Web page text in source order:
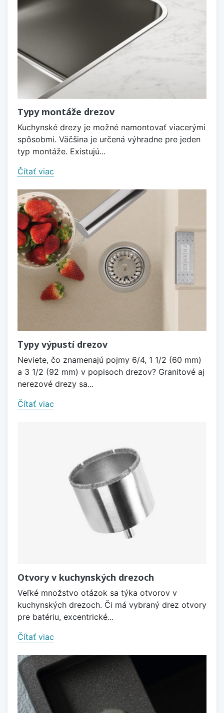
Typy montáže drezov
Kuchynské drezy je možné namontovať viacerými
spôsobmi. Väčšina je určená výhradne pre jeden
typ montáže. Existujú...
Čítať viac
Typy výpustí drezov
Neviete, čo znamenajú pojmy 6/4, 1 1/2 (60 mm)
a 3 1/2 (92 mm) v popisoch drezov? Granitové aj
nerezové drezy sa...
Čítať viac
Otvory v kuchynských drezoch
Veľké množstvo otázok sa týka otvorov v
kuchynských drezoch. Či má vybraný drez otvory
pre batériu, excentrické...
Čítať viac